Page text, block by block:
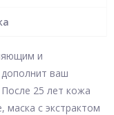
и
ваш
25 лет кожа
маска с экстрактом